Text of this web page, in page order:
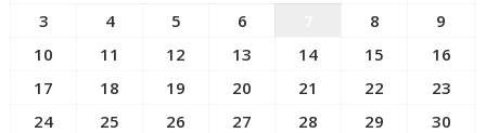
3
4 5 6 8
9
10
11 12 13 14 15
16
17
18 19 20 21 22
23
24
25 26 27 28 29
30